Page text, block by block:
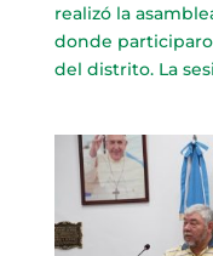
realizó la
donde
del distrito. La